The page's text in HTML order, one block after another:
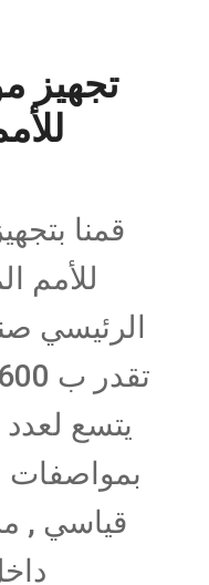
تجهيز
قمنا
للأمم
الرئيسي
بمواصفات
قياسي ,